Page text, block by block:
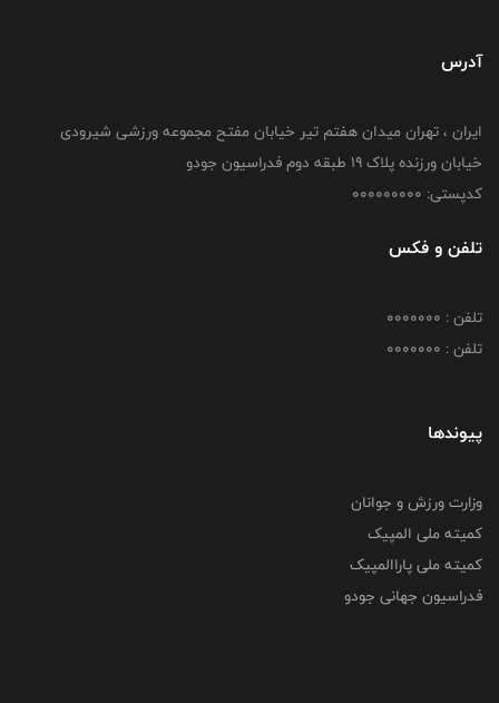
آدرس
ایران ، تهران میدان هفتم تیر خیابان مفتح مجموعه ورزشی شیرودی
خیابان ورزنده پلاک ۱۹ طبقه دوم فدراسیون جودو
کدپستی: 000000000
تلفن و فکس
تلفن : 0000000
تلفن : 0000000
پیوندها
وزارت ورزش و جوانان
کمیته ملی المپیک
کمیته ملی پاراالمپیک
فدراسیون جهانی جودو